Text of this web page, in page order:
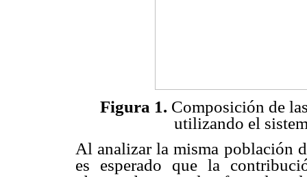
Figura 1. Composición de
utilizando el
Al analizar la misma población
es esperado que la